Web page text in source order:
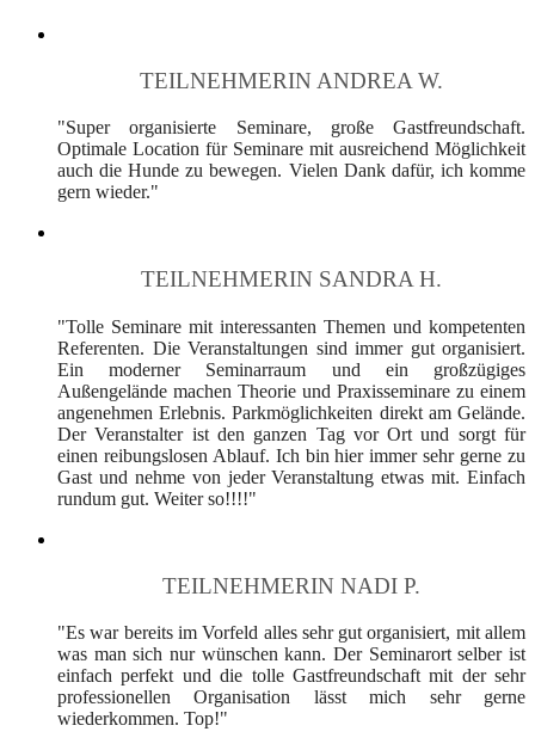
TEILNEHMERIN ANDREA W.
"Super organisierte Seminare, große Gastfreundschaft.
Optimale Location für Seminare mit ausreichend Möglichkeit
auch die Hunde zu bewegen. Vielen Dank dafür, ich komme
gern wieder."
TEILNEHMERIN SANDRA H.
"Tolle Seminare mit interessanten Themen und kompetenten
Referenten. Die Veranstaltungen sind immer gut organisiert.
Ein moderner Seminarraum und ein großzügiges
Außengelände machen Theorie und Praxisseminare zu einem
angenehmen Erlebnis. Parkmöglichkeiten direkt am Gelände.
Der Veranstalter ist den ganzen Tag vor Ort und sorgt für
einen reibungslosen Ablauf. Ich bin hier immer sehr gerne zu
Gast und nehme von jeder Veranstaltung etwas mit. Einfach
rundum gut. Weiter so!!!!"
TEILNEHMERIN NADI P.
"Es war bereits im Vorfeld alles sehr gut organisiert, mit allem
was man sich nur wünschen kann. Der Seminarort selber ist
einfach perfekt und die tolle Gastfreundschaft mit der sehr
professionellen Organisation lässt mich sehr gerne
wiederkommen. Top!"